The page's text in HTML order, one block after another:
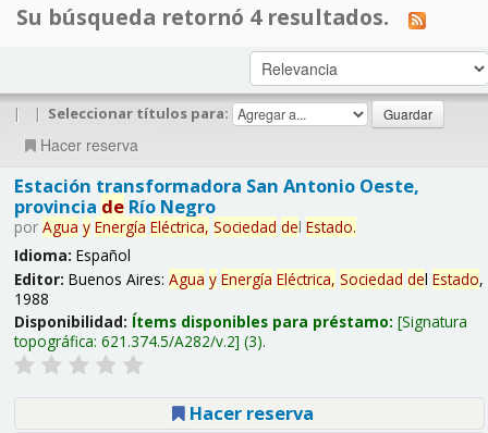
Su búsqueda retornó 4 resultados.
| | Seleccionar títulos para:
Hacer reserva
Estación transformadora San Antonio Oeste,
provincia deRío Negro
por Agua y Energía Eléctrica, Sociedad del Estado.
Idioma: Español
Editor: Buenos Aires: Agua y Energía Eléctrica, Sociedad del Estado,
1988
Disponibilidad: Ítems disponibles para préstamo: Signatura
topográfica: 621.374.5/A282/v.2 (3).
Hacer reserva